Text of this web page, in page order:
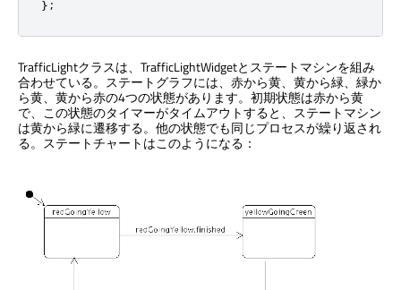
};
TrafficLightクラスは、TrafficLightWidgetとステートマシンを組み
合わせている。ステートグラフには、赤から黄、黄から緑、緑か
ら黄、黄から赤の4つの状態があります。初期状態は赤から黄
で、この状態のタイマーがタイムアウトすると、ステートマシン
は黄から緑に遷移する。他の状態でも同じプロセスが繰り返され
る。ステートチャートはこのようになる：